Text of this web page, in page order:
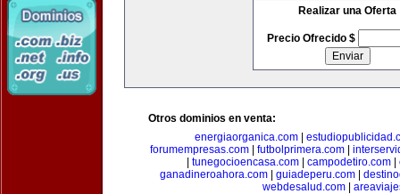
Realizar una Oferta
Precio Ofrecido $
Otros dominios en venta:
energiaorganica.com|
forumempresas.com
futbolprimera.com
tunegocioencasa.com| campodetiro.com|
ganadineroahora.com
guiadeperu.com
webdesalud.com|